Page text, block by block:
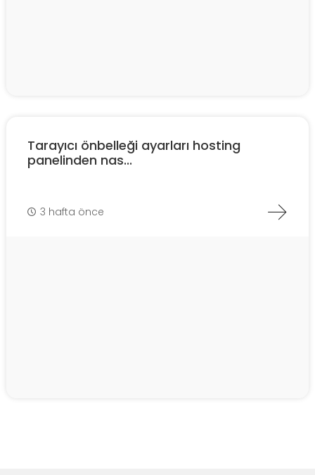
Tarayıcı önbelleği ayarları hosting
panelinden nas...
3 hafta önce